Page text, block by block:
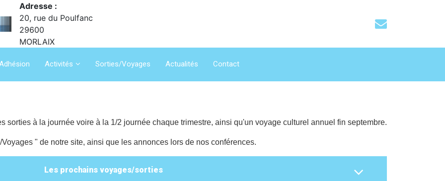
Adresse :
20, rue du Poulfanc
29600
MORLAIX
Activités Sorties/Voyages Actualités Contact
sorties à la journée voire à la 1/2 journée chaque trimestre, ainsi qu'un voyage culturel annuel fin septembre.
" de notre site, ainsi que les annonces lors de nos conférences.
Les prochains voyages/sorties